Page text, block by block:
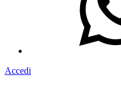
Accedi